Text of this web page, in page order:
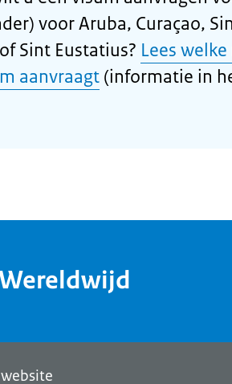
voor Aruba, Curaçao,
Sint Eustatius? Lees
aanvraagt (informatie in